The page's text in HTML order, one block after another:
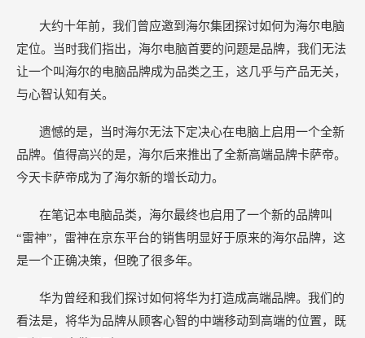
大约十年前，我们曾应邀到海尔集团探讨如何为海尔电脑
定位。当时我们指出，海尔电脑首要的问题是品牌，我们无法
让一个叫海尔的电脑品牌成为品类之王，这几乎与产品无关，
与心智认知有关。
遗憾的是，当时海尔无法下定决心在电脑上启用一个全新
品牌。值得高兴的是，海尔后来推出了全新高端品牌卡萨帝。
今天卡萨帝成为了海尔新的增长动力。
在笔记本电脑品类，海尔最终也启用了一个新的品牌叫
“雷神”，雷神在京东平台的销售明显好于原来的海尔品牌，这
是一个正确决策，但晚了很多年。
华为曾经和我们探讨如何将华为打造成高端品牌。我们的
看法是，将华为品牌从顾客心智的中端移动到高端的位置，既